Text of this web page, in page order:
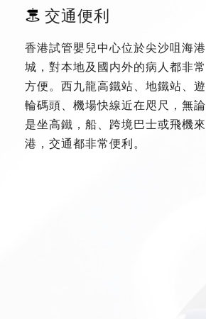
交通便利
香港試管嬰兒中心位於尖沙咀海港
城，對本地及國内外的病人都非常
方便。西九龍高鐵站、地鐵站、遊
輪碼頭、機場快線近在咫尺，無論
是坐高鐵，船、跨境巴士或飛機來
港，交通都非常便利。